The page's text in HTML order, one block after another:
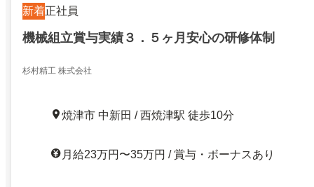
新着正社員
機械組立賞与実績３．５ヶ月安心の研修体制
杉村精工 株式会社
焼津市 中新田 / 西焼津駅 徒歩10分
月給23万円〜35万円 / 賞与・ボーナスあり